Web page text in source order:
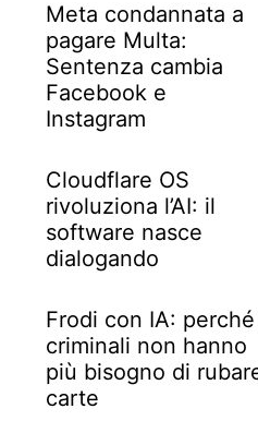
Meta condannata a
pagare Multa:
Sentenza cambia
Facebook e
Instagram
Cloudflare OS
rivoluziona l’AI: il
software nasce
dialogando
Frodi con IA:
criminali non hanno
più bisogno di
carte